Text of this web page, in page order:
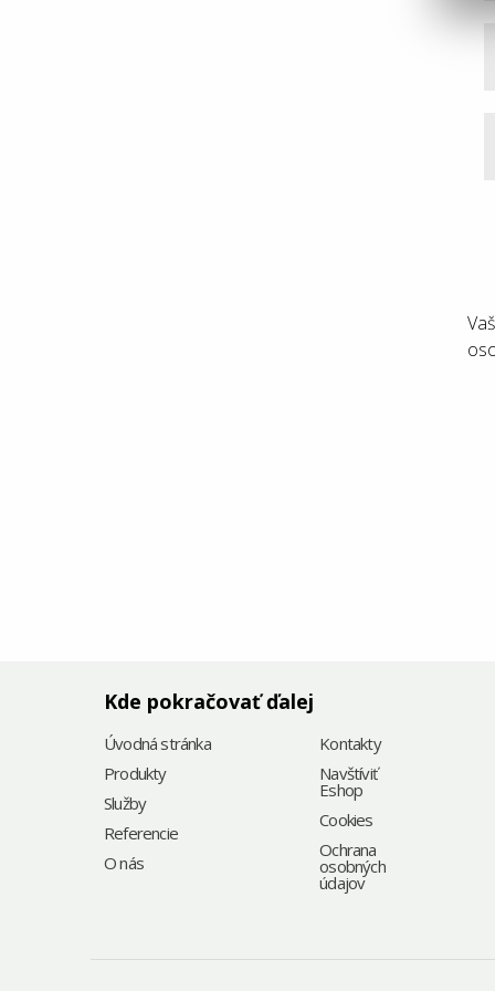
Kde pokračovať ďalej
Úvodná stránka
Produkty
Služby
Referencie
O nás
Kontakty
Navštíviť
Eshop
Cookies
Ochrana
osobných
údajov